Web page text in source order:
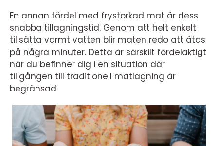
En annan fördel med frystorkad mat är dess
snabba tillagningstid. Genom att helt enkelt
tillsätta varmt vatten blir maten redo att ätas
på några minuter. Detta är särskilt fördelaktigt
när du befinner dig i en situation där
tillgången till traditionell matlagning är
begränsad.